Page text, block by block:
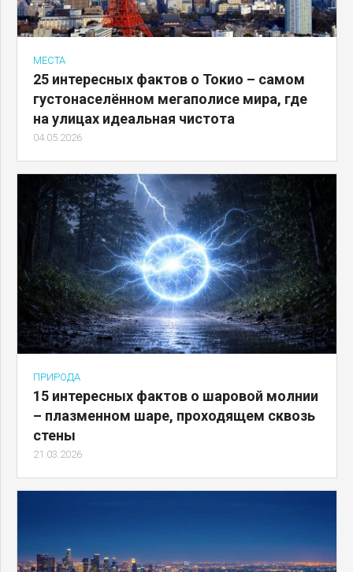
МЕСТА
25 интересных фактов о Токио – самом
густонаселённом мегаполисе мира, где
на улицах идеальная чистота
04.05.2026
ПРИРОДА
15 интересных фактов о шаровой молнии
– плазменном шаре, проходящем сквозь
стены
21.03.2026